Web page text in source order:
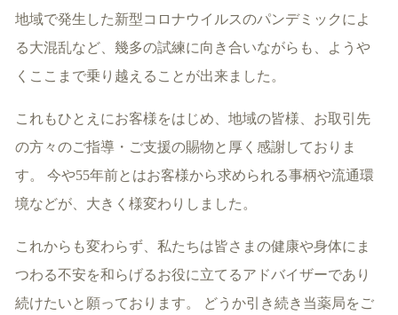
地域で発生した新型コロナウイルスのパンデミックによ
る大混乱など、幾多の試練に向き合いながらも、ようや
くここまで乗り越えることが出来ました。
これもひとえにお客様をはじめ、地域の皆様、お取引先
の方々のご指導・ご支援の賜物と厚く感謝しておりま
す。 今や55年前とはお客様から求められる事柄や流通環
境などが、大きく様変わりしました。
これからも変わらず、私たちは皆さまの健康や身体にま
つわる不安を和らげるお役に立てるアドバイザーであり
続けたいと願っております。 どうか引き続き当薬局をご